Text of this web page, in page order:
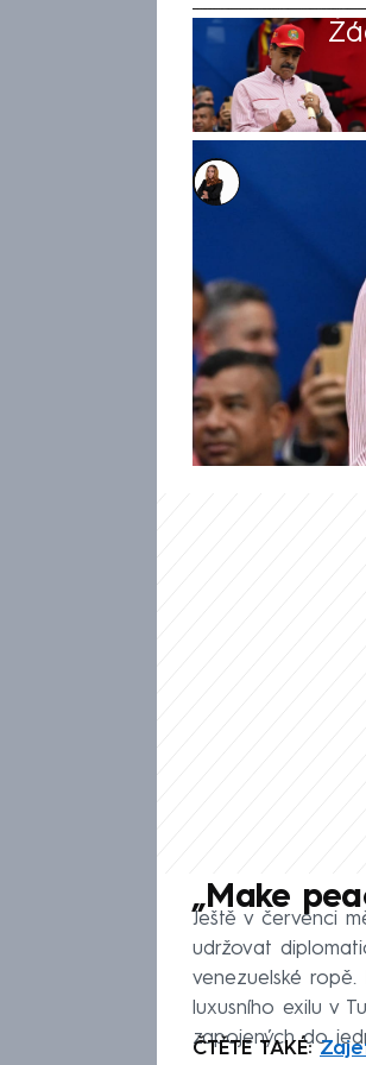
Michaela
6. led 2026, 14:47
Americký
Venezuely
deportační
prosinci
(WSJ) a New
provokativní
přivedly k
„Make
Ještě v červenci
udržovat
venezuelské
luxusního exilu v
zapojených do
ČTĚTE TAKÉ: